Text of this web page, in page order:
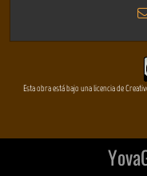
Esta obra está bajo una licencia de